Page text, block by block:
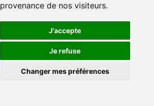
provenance de nos visiteurs.
J'accepte
Je refuse
Changer mes préférences